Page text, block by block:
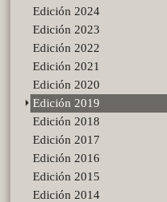
Edición 2024
Edición 2023
Edición 2022
Edición 2021
Edición 2020
Edición 2019
Edición 2018
Edición 2017
Edición 2016
Edición 2015
Edición 2014